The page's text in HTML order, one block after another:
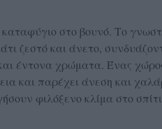
στο βουνό. Το
ζεστό και άνετο,
έντονα χρώματα. Ένας
και παρέχει άνεση και
φιλόξενο κλίμα στο σπίτι